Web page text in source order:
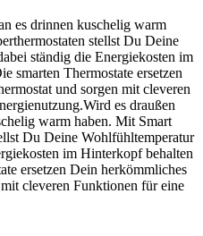
es drinnen kuschelig warm
stellst Du Deine
ständig die Energiekosten im
smarten Thermostate ersetzen
und sorgen mit cleveren
Wird es draußen
warm haben. Mit Smart
Du Deine Wohlfühltemperatur
im Hinterkopf behalten
ersetzen Dein herkömmliches
cleveren Funktionen für eine